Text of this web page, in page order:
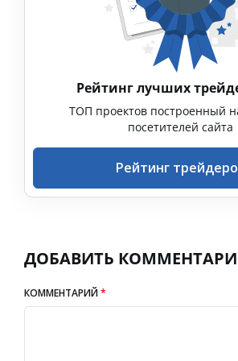
Рейтинг лучших
ТОП проектов построенный
посетителей сайта
Рейтинг
ДОБАВИТЬ
КОММЕНТАРИЙ*